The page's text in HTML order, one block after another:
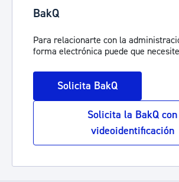
BakQ
Para relacionarte con la
forma electrónica puede que
Solicita BakQ
Solicita la BakQ con
videoidentificación